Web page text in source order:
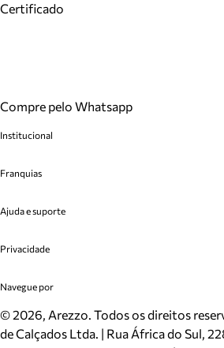
Certificado
Compre pelo Whatsapp
Institucional
Cashback
Venda Corporativa
Mapa do Site
Inverno
Mundo Arezzo
Franquias
Plano de Negócio
Ajuda e suporte
Cadastro
Meus Pedidos
Trocas e Devoluções
Cartão Presente
Privacidade
Politica e Privacidade
Navegue por
Sapatos
Bolsas
©2026, Arezzo. Todos os direitos
de Calçados Ltda. | Rua África do Sul,